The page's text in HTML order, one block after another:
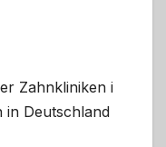
Zahnkliniken i
in Deutschland